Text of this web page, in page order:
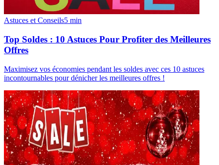
Astuces et Conseils5 min
Top Soldes : 10 Astuces Pour Profiter des Meilleures
Offres
Maximisez vos économies pendant les soldes avec ces 10 astuces
incontournables pour dénicher les meilleures offres !